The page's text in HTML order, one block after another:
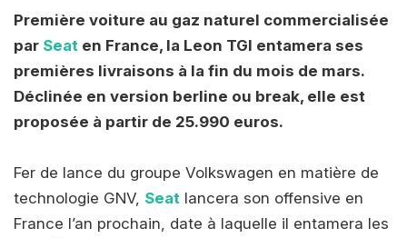
Première voiture au gaz naturel commercialisée
par Seat en France, la Leon TGI entamera ses
premières livraisons à la fin du mois de mars.
Déclinée en version berline ou break, elle est
proposée à partir de 25.990 euros.
Fer de lance du groupe Volkswagen en matière de
technologie GNV, Seat lancera son offensive en
France l’an prochain, date à laquelle il entamera les